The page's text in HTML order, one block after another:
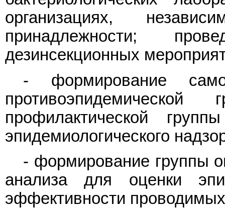
организациях,
принадлежности;
дезинсекционных
- формирование
профилактической
эпидемиологического
- формирование группы
анализа для оценки
эффективности